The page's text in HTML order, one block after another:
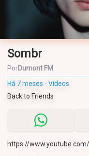
Sombr
PorDumont FM
Há 7 meses - Vídeos
Back to Friends
https://